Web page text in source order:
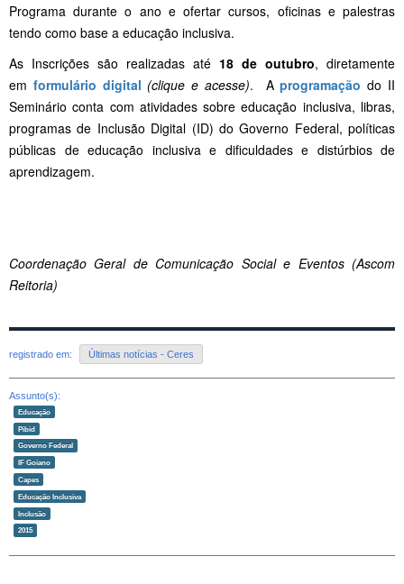
Programa durante o ano e ofertar cursos, oficinas e palestras
tendo como base a educação inclusiva.
As Inscrições são realizadas até 18 de outubro, diretamente
em formulário digital (clique e acesse). Aprogramação do II
Seminário conta com atividades sobre educação inclusiva, libras,
programas de Inclusão Digital (ID) do Governo Federal, políticas
públicas de educação inclusiva e dificuldades e distúrbios de
aprendizagem.
Coordenação Geral de Comunicação Social e Eventos (Ascom
Reitoria)
registrado em: Últimas notícias - Ceres
Assunto(s):
Educação
Pibid
Governo Federal
IF Goiano
Capes
Educação Inclusiva
Inclusão
2015